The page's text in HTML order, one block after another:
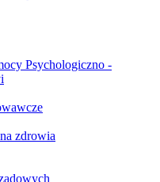
Psychologiczno -
zdrowia